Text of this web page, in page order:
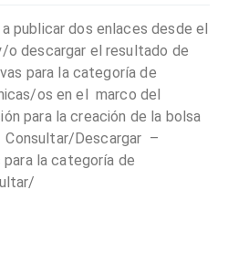
publicar dos enlaces desde el
o descargar el resultado de
para la categoría de
os en el marco del
para la creación de la bolsa
Consultar/Descargar –
la categoría de